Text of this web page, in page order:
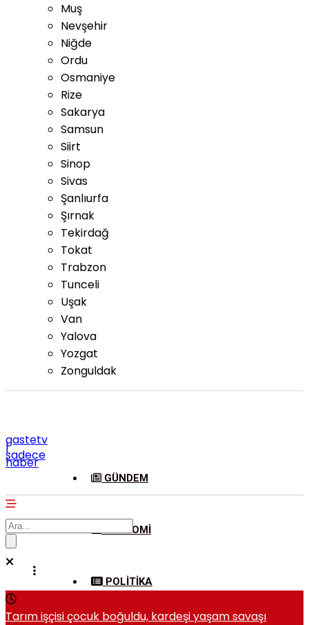
Muş
Nevşehir
Niğde
Ordu
Osmaniye
Rize
Sakarya
Samsun
Siirt
Sinop
Sivas
Şanlıurfa
Şırnak
Tekirdağ
Tokat
Trabzon
Tunceli
Uşak
Van
Yalova
Yozgat
Zonguldak
gastetv
|
sadece
haber
GÜNDEM
EKONOMI
POLITIKA
Tarım işçisi çocuk boğuldu, kardeşi yaşam savaşı